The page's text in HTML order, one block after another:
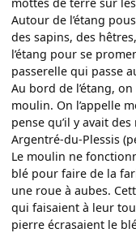
Autour de l’étang
des sapins, des
l’étang pour se
passerelle qui passe
Au bord de l’étang,
moulin. On l’appelle
pense qu’il y avait
Argentré-du-Plessis
Le moulin ne
blé pour faire de la
une roue à aubes.
qui faisaient à leur
pierre écrasaient le